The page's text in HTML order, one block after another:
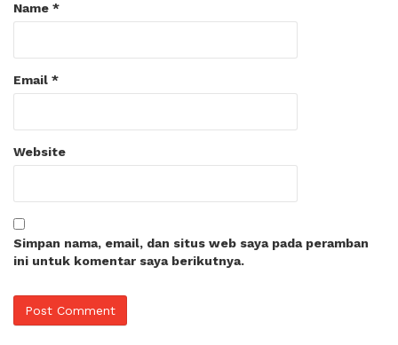
Name *
Email *
Website
Simpan nama, email, dan situs web saya pada peramban
ini untuk komentar saya berikutnya.